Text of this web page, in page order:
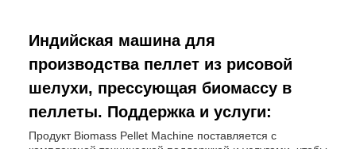
Индийская машина для
производства пеллет из рисовой
шелухи, прессующая биомассу в
пеллеты. Поддержка и услуги:
Продукт Biomass Pellet Machine поставляется с